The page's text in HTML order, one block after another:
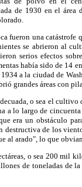
de 1930 en el área
fueron una
se abrieron al
serios efectos
había sido de 14
a la ciudad de
grandes áreas con
o sea el cultivo
a lo largo de
era un obstáculo
de los
al arado", lo que
o sea 200 mil
de toneladas de